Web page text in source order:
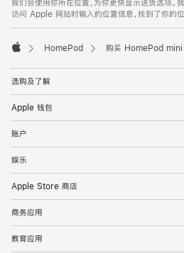
我们会使用你所在位置，为你更快显示送货选项。
访问 Apple 网站时输入的位置信息，找到了你的位
HomePod 购买 HomePod mini
选购及了解
Apple 钱包
账户
娱乐
Apple Store 商店
商务应用
教育应用